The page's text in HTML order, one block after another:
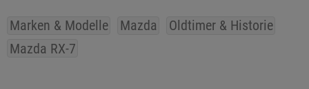
Marken & Modelle Mazda
Oldtimer & Historie
Mazda RX-7